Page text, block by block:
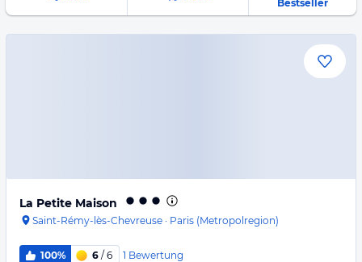
Bestseller
La Petite Maison
Saint-Rémy-lès-Chevreuse · Paris (Metropolregion)
100% 6 / 6 1 Bewertung